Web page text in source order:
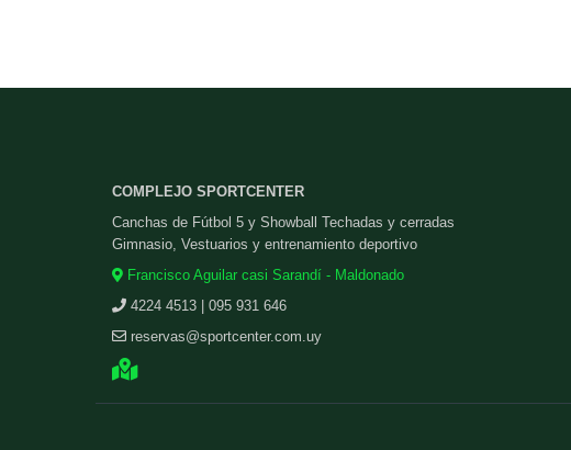
COMPLEJO SPORTCENTER
Canchas de Fútbol 5 y Showball Techadas y cerradas
Gimnasio, Vestuarios y entrenamiento deportivo
Francisco Aguilar casi Sarandí - Maldonado
4224 4513 | 095 931 646
reservas@sportcenter.com.uy